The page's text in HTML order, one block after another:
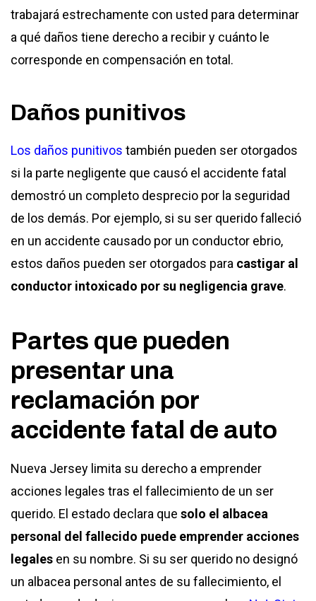
trabajará estrechamente con usted para determinar
a qué daños tiene derecho a recibir y cuánto le
corresponde en compensación en total.
Daños punitivos
Los daños punitivos también pueden ser otorgados
si la parte negligente que causó el accidente fatal
demostró un completo desprecio por la seguridad
de los demás. Por ejemplo, si su ser querido falleció
en un accidente causado por un conductor ebrio,
estos daños pueden ser otorgados para castigar al
conductor intoxicado por su negligencia grave.
Partes que pueden
presentar una
reclamación por
accidente fatal de auto
Nueva Jersey limita su derecho a emprender
acciones legales tras el fallecimiento de un ser
querido. El estado declara que solo el albacea
personal del fallecido puede emprender acciones
legales en su nombre. Si su ser querido no designó
un albacea personal antes de su fallecimiento, el